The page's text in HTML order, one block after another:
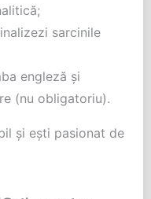
sarcinile
engleză și
(nu obligatoriu).
și ești pasionat de